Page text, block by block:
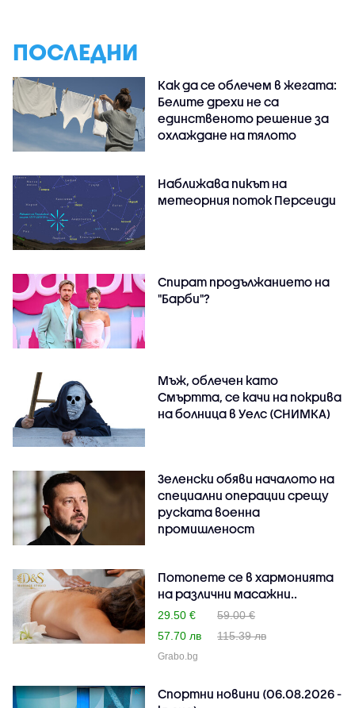
ПОСЛЕДНИ
Как да се облечем в жегата:
Белите дрехи не са
единственото решение за
охлаждане на тялото
Наближава пикът на
метеорния поток Персеиди
Спират продължанието на
"Барби"?
Мъж, облечен като
Смъртта, се качи на покрива
на болница в Уелс (СНИМКА)
Зеленски обяви началото на
специални операции срещу
руската военна
промишленост
Потопете се в хармонията
на различни масажни..
29.50 €
59.00 €
57.70 лв
115.39 лв
Grabo.bg
Спортни новини (06.08.2026 -